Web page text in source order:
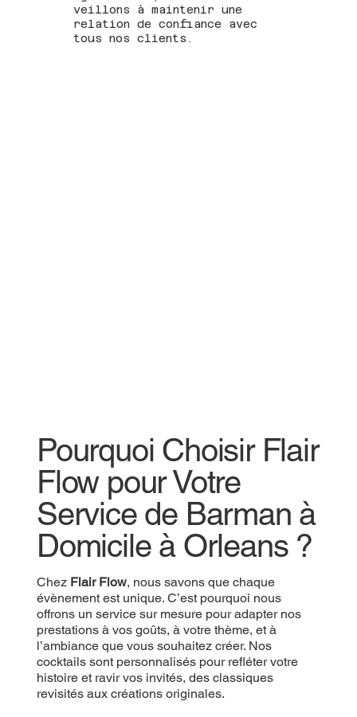
veillons à maintenir une
relation de confiance avec
tous nos clients.
Pourquoi Choisir Flair
Flow pour Votre
Service de Barman à
Domicile à Orleans ?
Chez Flair Flow, nous savons que chaque
évènement est unique. C’est pourquoi nous
offrons un service sur mesure pour adapter nos
prestations à vos goûts, à votre thème, et à
l’ambiance que vous souhaitez créer. Nos
cocktails sont personnalisés pour refléter votre
histoire et ravir vos invités, des classiques
revisités aux créations originales.